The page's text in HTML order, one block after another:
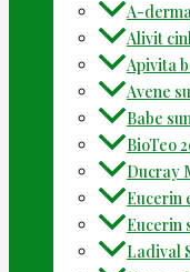
A-
Alivit
Apivita
Avene
Babe
BioTeo
Ducray
Eucerin
Eucerin
Ladival